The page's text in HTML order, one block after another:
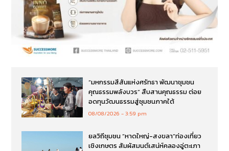
“มหกรรมสีสันแห่งศรัทธา พัฒนาชุมชน
คุณธรรมพลังบวร” สืบสานคุณธรรม ต่อย
อดทุนวัฒนธรรมสู่ชุมชนภาคใต้
08/08/2026 3:59 pm
ยลวิถีชุมชน “หาดใหญ่-สงขลา”ท่องเที่ยว
เชิงเกษตร สัมผัสมนต์เสน่ห์คลองอู่ตะเภา